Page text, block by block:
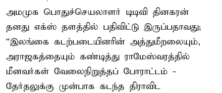
அமமுக பொதுச்செயலாளர் டிடிவி தினகரன்
தனது எக்ஸ் தளத்தில் பதிவிட்டு இருப்பதாவது;
“இலங்கை கடற்படையினரின் அத்துமீறலையும்,
அராஜகத்தையும் கண்டித்து ராமேஸ்வரத்தில்
மீனவர்கள் வேலைநிறுத்தப் போராட்டம் -
தேர்தலுக்கு முன்பாக கடந்த திராவிட